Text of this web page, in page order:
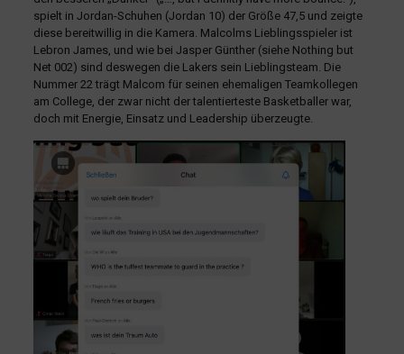
spielt in Jordan-Schuhen (Jordan 10) der Größe 47,5 und zeigte
diese bereitwillig in die Kamera. Malcolms Lieblingsspieler ist
Lebron James, und wie bei Jasper Günther (siehe Nothing but
Net 002) sind deswegen die Lakers sein Lieblingsteam. Die
Nummer 22 trägt Malcom für seinen ehemaligen Teamkollegen
am College, der zwar nicht der talentierteste Basketballer war,
doch mit Energie, Einsatz und Leadership überzeugte.